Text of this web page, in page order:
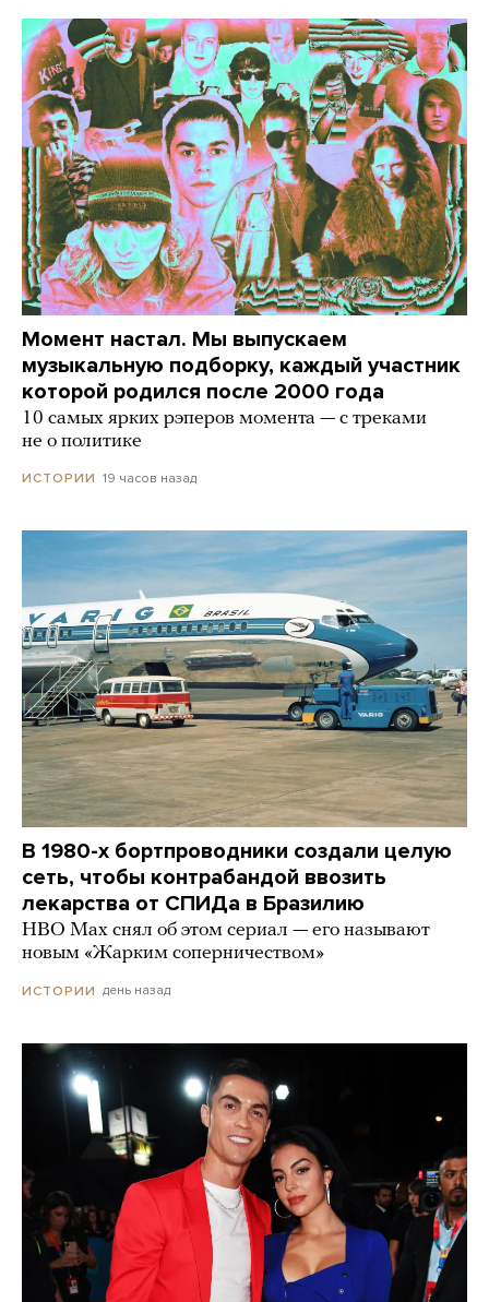
Момент настал. Мы выпускаем
музыкальную подборку, каждый участник
которой родился после 2000 года
10 самых ярких рэперов момента — с треками
не о политике
ИСТОРИИ 19 часов назад
В 1980-х бортпроводники создали целую
сеть, чтобы контрабандой ввозить
лекарства от СПИДа в Бразилию
HBO Max снял об этом сериал — его называют
новым «Жарким соперничеством»
ИСТОРИИ день назад